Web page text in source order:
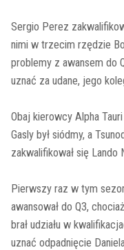
Sergio Perez
nimi w trzecim rzędzie
problemy z awansem do
uznać za udane, jego
Obaj kierowcy Alpha
Gasly był siódmy, a
zakwalifikował się Lando
Pierwszy raz w tym
awansował do Q3,
brał udziału w
uznać odpadnięcie